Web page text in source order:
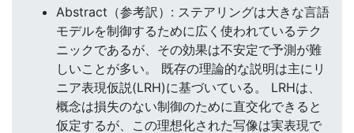
Abstract（参考訳）: ステアリングは大きな言語
モデルを制御するために広く使われているテク
ニックであるが、その効果は不安定で予測が難
しいことが多い。 既存の理論的な説明は主にリ
ニア表現仮説(LRH)に基づいている。 LRHは、
概念は損失のない制御のために直交化できると
仮定するが、この理想化された写像は実表現で